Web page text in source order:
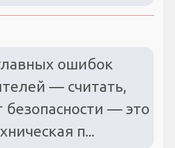
ошибок
— считать,
безопасности — это
п...